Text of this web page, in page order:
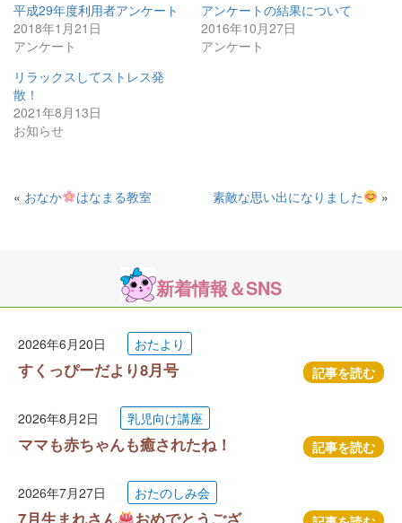
平成29年度利用者アンケート
2018年1月21日
アンケート
アンケートの結果について
2016年10月27日
アンケート
リラックスしてストレス発
散！
2021年8月13日
お知らせ
« おなか はなまる教室 素敵な思い出になりました »
新着情報＆SNS
2026年6月20日 おたより
すくっぴーだより8月号 記事を読む
2026年8月2日 乳児向け講座
ママも赤ちゃんも癒されたね！ 記事を読む
2026年7月27日 おたのしみ会
7月生まれさん おめでとうござ